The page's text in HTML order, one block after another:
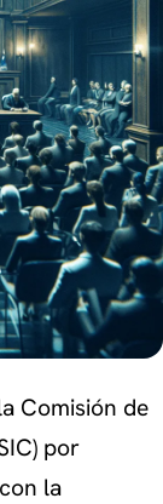
Comisión de
por
la